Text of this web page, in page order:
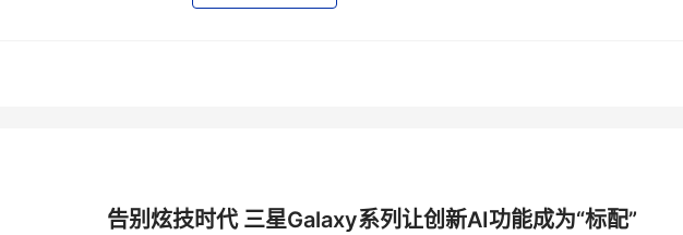
投资人8亿美元的钱，成果只有几个专利。坦白说，如果这个技术实现的话，那会是一
他光学媒介。我为了两个客户访问过InPhase。他们谈得天花乱坠，说他们有多少优秀的
告别炫技时代 三星Galaxy系列让创新AI功能成为“标配”